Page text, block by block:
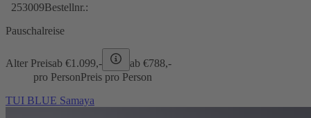
253009Bestellnr.:
Pauschalreise
Alter Preisab €1.099,- ab €788,-
pro PersonPreis pro Person
TUI BLUE Samaya